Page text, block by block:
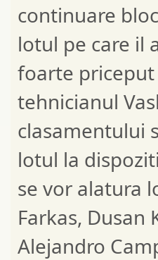
continuare
lotul pe care il
foarte priceput
tehnicianul
clasamentului
lotul la
se vor alatura
Farkas, Dusan
Alejandro